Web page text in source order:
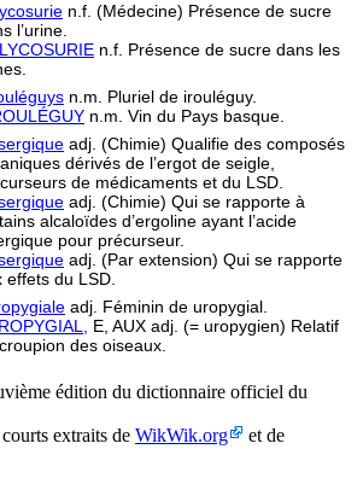
n.f. (Médecine) Présence de sucre
l’urine.
n.f. Présence de sucre dans les
n.m. Pluriel de irouléguy.
n.m. Vin du Pays basque.
adj. (Chimie) Qualifie des composés
dérivés de l’ergot de seigle,
de médicaments et du LSD.
adj. (Chimie) Qui se rapporte à
alcaloïdes d’ergoline ayant l’acide
pour précurseur.
adj. (Par extension) Qui se rapporte
effets du LSD.
adj. Féminin de uropygial.
E, AUX adj. (= uropygien) Relatif
des oiseaux.
édition du dictionnaire officiel du
extraits de WikWik.org
et de